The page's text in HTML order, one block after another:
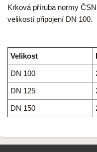
Krková příruba normy
velikostí připojení DN 100.
Velikost
DN 100
DN 125
DN 150